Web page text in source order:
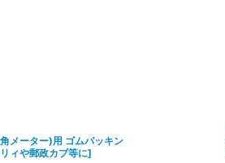
メーター)用 ゴムパッキン
ィや郵政カブ等に]